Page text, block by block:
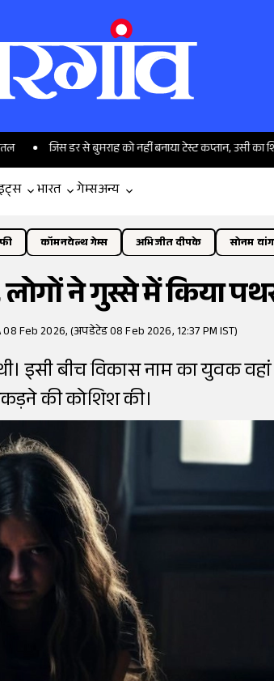
जिस डर से बुमराह को नहीं बनाया टेस्ट कप्तान, उसी का शिकार
भारत गेम्सअन्य
कॉमनवेल्थ गेम्स अभिजीत दीपके सोनम
ने गुस्से में किया
08 Feb 2026, (अपडेटेड 08 Feb 2026, 12:37 PM IST)
इसी बीच विकास नाम का युवक
की कोशिश की।